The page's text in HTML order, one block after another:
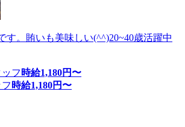
す。賄いも美味しい(^^)20~40歳活躍中
フ 時給1,180円〜
時給1,180円〜